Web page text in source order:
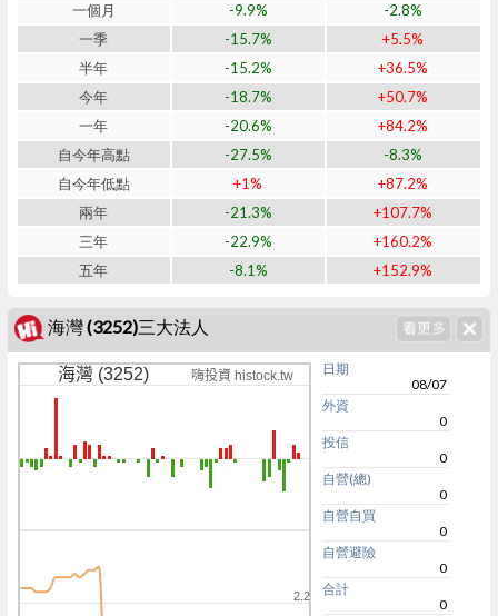
一個月
-9.9%
-2.8%
一季
-15.7%
+5.5%
半年
-15.2%
+36.5%
今年
-18.7%
+50.7%
一年
-20.6%
+84.2%
自今年高點
-27.5%
-8.3%
自今年低點
+1%
+87.2%
兩年
-21.3%
+107.7%
三年
-22.9%
+160.2%
五年
-8.1% +152.9%
海灣 (3252)三大法人
海灣 (3252) 嗨投資 histock.tw
2.2
日期
08/07
外資
0
投信
0
自營(總)
0
自營自買
0
自營避險
0
合計
0